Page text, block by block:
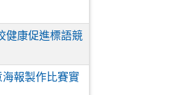
健康促進標語競
報製作比賽實